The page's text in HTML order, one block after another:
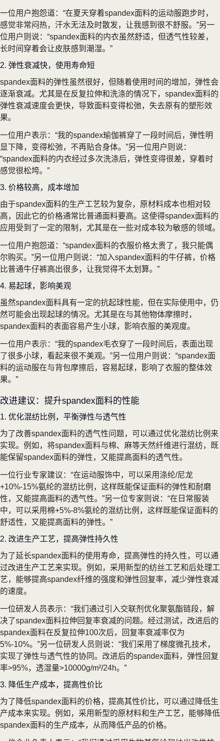
一位用户抱怨道：“在夏天穿着spandex面料的运动服跑步时，
感觉非常闷热，汗水无法及时散发，让我感到很不舒服。”另一
位用户则说：“spandex面料的内衣虽然舒适，但透气性较差，
长时间穿着会让皮肤感到潮湿。”
2. 弹性衰减快，使用寿命短
spandex面料的弹性虽然很好，但随着使用时间的增加，弹性会
逐渐衰减。尤其是在反复拉伸和洗涤的情况下，spandex面料的
弹性衰减速度会更快，导致面料变得松弛，失去原有的塑形效
果。
一位用户表示：“我的spandex瑜伽裤穿了一段时间后，弹性明
显下降，变得松弛，不再贴合身体。”另一位用户则说：
“spandex面料的内衣经过多次洗涤后，弹性变得很差，穿着时
感觉很松垮。”
3. 价格较高，成本增加
由于spandex面料的生产工艺较为复杂，原材料成本也相对较
高，因此它的价格通常比普通面料要高。这使得spandex面料的
应用受到了一定的限制，尤其是在一些对成本较为敏感的领域。
一位用户抱怨道：“spandex面料的衣服价格太贵了，我只能偶
尔购买。”另一位用户则说：“加入spandex面料的牛仔裤，价格
比普通牛仔裤高出很多，让我觉得不太划算。”
4. 易起球，影响美观
虽然spandex面料具有一定的抗起球性能，但在实际使用中，仍
然可能会出现起球的情况。尤其是在与其他物体摩擦时，
spandex面料的表面容易产生小球，影响衣服的美观度。
一位用户表示：“我的spandex毛衣穿了一段时间后，表面出现
了很多小球，看起来很不美观。”另一位用户则说：“spandex面
料的运动服在与背包摩擦后，容易起球，影响了衣服的整体效
果。”
改进建议：提升spandex面料的性能
1. 优化混纺比例，平衡弹性与透气性
为了改善spandex面料的透气性问题，可以通过优化混纺比例来
实现。例如，将spandex面料与棉、麻等天然纤维进行混纺，既
能保留spandex面料的弹性，又能提高面料的透气性。
一位行业专家建议：“在运动服饰中，可以采用涤纶/尼龙
+10%-15%氨纶的混纺比例，这样既能保证面料的弹性和耐磨
性，又能提高面料的透气性。”另一位专家则说：“在日常服装
中，可以采用棉+5%-8%氨纶的混纺比例，这样既能保证面料的
舒适性，又能提高面料的弹性。”
2. 改进生产工艺，提高弹性持久性
为了延长spandex面料的使用寿命，提高弹性的持久性，可以通
过改进生产工艺来实现。例如，采用新型的纺丝工艺和后处理工
艺，能够提高spandex纤维的强度和弹性回复率，减少弹性衰减
的速度。
一位研发人员表示：“我们通过引入交联剂优化聚氨酯链段，解
决了spandex面料拉伸回复率衰减的问题。经过测试，改进后的
spandex面料在反复拉伸100次后，回复率衰减率仅为
5%-10%。”另一位研发人员则说：“我们采用了梯度微孔技术，
实现了弹性与透气性的协同。改进后的spandex面料，弹性回复
率>95%，透湿量>10000g/m²/24h。”
3. 降低生产成本，提高性价比
为了降低spandex面料的价格，提高其性价比，可以通过降低生
产成本来实现。例如，采用新型的原材料和生产工艺，能够降低
spandex面料的生产成本，从而降低产品的价格。